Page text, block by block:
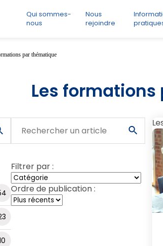
Qui sommes-
nous
Nous
rejoindre
par thématique
Les
Filtrer par :
Ordre de publication :